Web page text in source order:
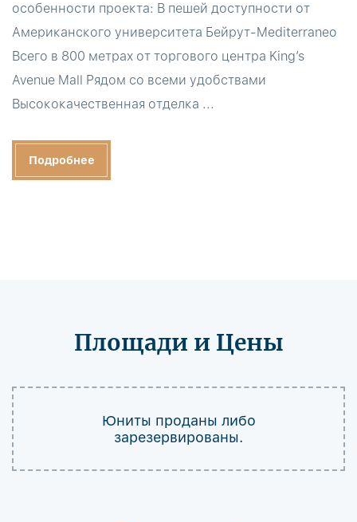
особенности проекта: В пешей доступности от
Американского университета Бейрут-Mediterraneo
Всего в 800 метрах от торгового центра King’s
Avenue Mall Рядом со всеми удобствами
Высококачественная отделка ...
Подробнее
Площади и Цены
Юниты проданы либо
зарезервированы.